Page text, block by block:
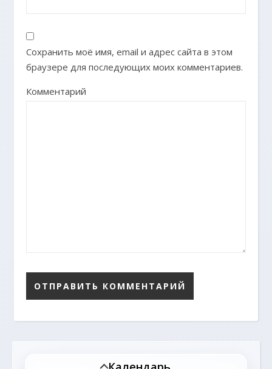
Сохранить моё имя, email и адрес сайта в этом
браузере для последующих моих комментариев.
Комментарий